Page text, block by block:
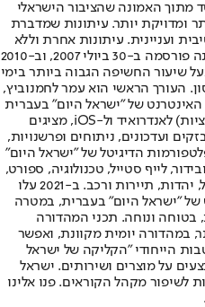
מתוך האמונה שהציבור הישראלי
ומדויקת יותר. עיתונות שמדברת
ועניינית. עיתונות אחרת וללא
תשלום. המהדורה המודפסת הראשונה פורסמה ב-30 ביולי 2007, וב-2010
שיעור החשיפה הגבוה ביותר בימי
העורך הראשי הוא עמר לחמנוביץ,
של "ישראל היום" בעברית
ובאנגלית, כמו כן היישומונים (אפליקציות) לאנדרואיד ול-iOS, מציגים
ועדכונים, ניתוחים ופרשנויות,
הדיגיטל של "ישראל היום"
לייף סטייל, טכנולוגיה, ספורט,
כלכלה וצרכנות, בריאות, חיילים, אוכל, יהדות, תיירות ורכב. ב-2021 עלו
של "ישראל היום" בעברית, במטרה
בטוחה ונוחה. תכני המהדורה
במהדורה יומית מקוונת, ואפשר
הייחודי "הקליקה של ישראל
על מוצרים ושירותים. ישראל
לשיפור מקהל הקוראים. פנו אלינו